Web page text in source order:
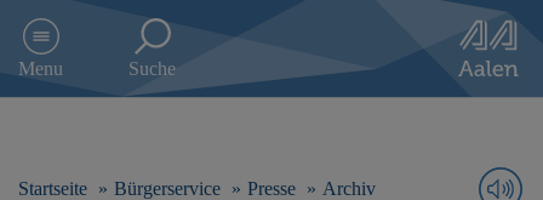
e
Menu Suche
Startseite Bürgerservice Presse
Archiv